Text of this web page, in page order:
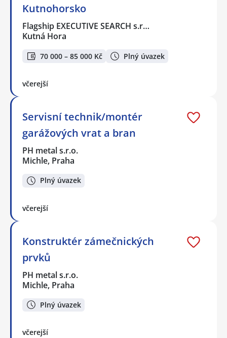
Kutnohorsko
Flagship EXECUTIVE SEARCH s.r…
Kutná Hora
70 000 – 85 000 Kč Plný úvazek
včerejší
Servisní technik/montér
garážových vrat a bran
PH metal s.r.o.
Michle, Praha
Plný úvazek
včerejší
Konstruktér zámečnických
prvků
PH metal s.r.o.
Michle, Praha
Plný úvazek
včerejší